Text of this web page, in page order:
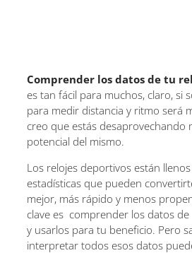
Comprender los datos de tu
es tan fácil para muchos, claro, si
para medir distancia y ritmo será
creo que estás desaprovechando
potencial del mismo.
Los relojes deportivos están
estadísticas que pueden
mejor, más rápido y menos
clave es comprender los datos
y usarlos para tu beneficio. Pero
interpretar todos esos datos